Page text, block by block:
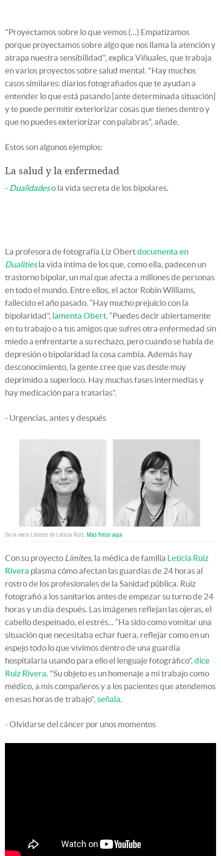
"Proyectamos sobre lo que vemos (...) Empatizamos
porque proyectamos sobre algo que nos llama la atención y
atrapa nuestra sensibilidad", explica Viñuales, que trabaja
en varios proyectos sobre salud mental. "Hay muchos
casos similares: diarios fotografiados que te ayudan a
entender lo que está pasando [ante determinada situación]
y te puede permitir exteriorizar cosas que tienes dentro y
que no puedes exteriorizar con palabras", añade.
Estos son algunos ejemplos:
La salud y la enfermedad
- Dualidadeso la vida secreta de los bipolares.
La profesora de fotografía Liz Obertdocumenta en
Dualitiesla vida íntima de los que, como ella, padecen un
trastorno bipolar, un mal que afecta a millones de personas
en todo el mundo. Entre ellos, el actor Robin Williams,
fallecido el año pasado. “Hay mucho prejuicio con la
bipolaridad”, lamenta Obert. “Puedes decir abiertamente
en tu trabajo o a tus amigos que sufres otra enfermedad sin
miedo a enfrentarte a su rechazo, pero cuando se habla de
depresión o bipolaridad la cosa cambia. Además hay
desconocimiento, la gente cree que vas desde muy
deprimido a superloco. Hay muchas fases intermedias y
hay medicación para tratarlas”.
- Urgencias, antes y después
De la serie Límites de Leticia Ruíz. Más fotos aquí
Con su proyecto Límites, la médica de familia Leticia Ruiz
Rivera plasma cómo afectan las guardias de 24 horas al
rostro de los profesionales de la Sanidad pública. Ruiz
fotografió a los sanitarios antes de empezar su turno de 24
horas y un día después. Las imágenes reflejan las ojeras, el
cabello despeinado, el estrés... “Ha sido como vomitar una
situación que necesitaba echar fuera, reflejar como en un
espejo todo lo que vivimos dentro de una guardia
hospitalaria usando para ello el lenguaje fotográfico”, dice
Ruiz Rivera. "Su objeto es un homenaje a mi trabajo como
médico, a mis compañeros y a los pacientes que atendemos
en esas horas de trabajo", señala.
- Olvidarse del cáncer por unos momentos